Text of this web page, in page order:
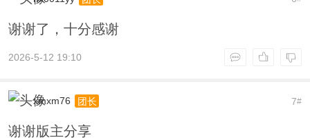
谢谢了，十分感谢
2026-5-12 19:10
7#
xmxm76 团长
谢谢版主分享